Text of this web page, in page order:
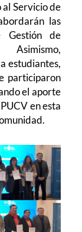
Servicio de
las
Gestión de
Asimismo,
estudiantes,
participaron
el aporte
en esta